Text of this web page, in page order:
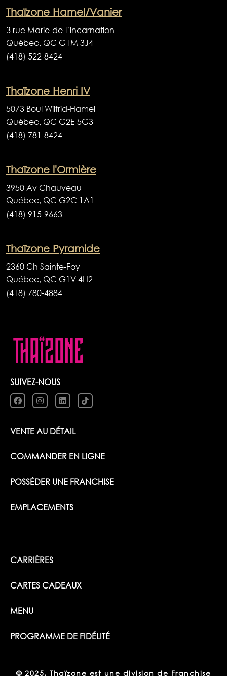
Thaïzone Hamel/Vanier
3 rue Marie-de-l’incarnation
Québec, QC G1M 3J4
(418) 522-8424
Thaïzone Henri IV
5073 Boul Wilfrid-Hamel
Québec, QC G2E 5G3
(418) 781-8424
Thaïzone l'Ormière
3950 Av Chauveau
Québec, QC G2C 1A1
(418) 915-9663
Thaïzone Pyramide
2360 Ch Sainte-Foy
Québec, QC G1V 4H2
(418) 780-4884
SUIVEZ-NOUS
VENTE AU DÉTAIL
COMMANDER EN LIGNE
POSSÉDER UNE FRANCHISE
EMPLACEMENTS
CARRIÈRES
CARTES CADEAUX
MENU
PROGRAMME DE FIDÉLITÉ
© 2025. Thaïzone est une division de Franchise